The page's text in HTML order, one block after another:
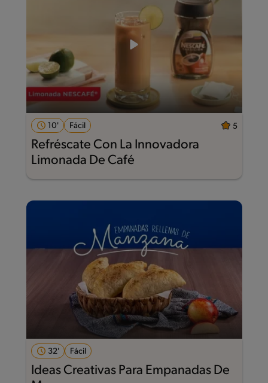
10' Fácil 5
Refréscate Con La Innovadora
Limonada De Café
32' Fácil
Ideas Creativas Para Empanadas De